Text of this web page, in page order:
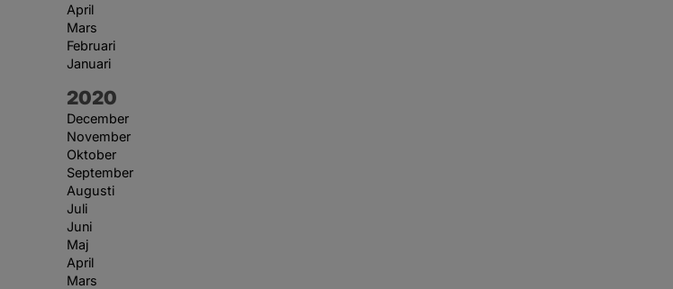
April
Mars
Februari
Januari
År:
2020
December
November
Oktober
September
Augusti
Juli
Juni
Maj
April
Mars